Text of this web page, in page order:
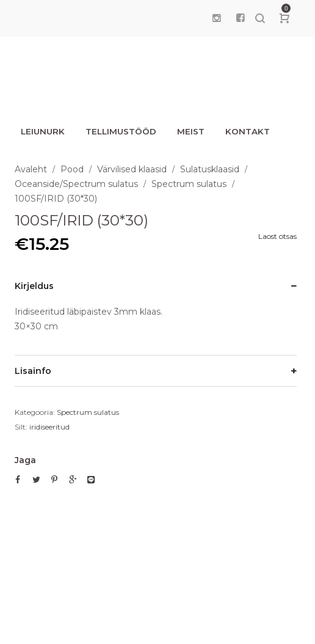
0
LEIUNURK TELLIMUSTÖÖD MEIST KONTAKT
Avaleht / Pood / Värvilised klaasid / Sulatusklaasid /
Oceanside/Spectrum sulatus / Spectrum sulatus /
100SF/IRID (30*30)
100SF/IRID (30*30)
Laost otsas
€15.25
Kirjeldus
Iridiseeritud läbipaistev 3mm klaas.
30×30 cm
Lisainfo
Kategooria: Spectrum sulatus
Silt: iridiseeritud
Jaga